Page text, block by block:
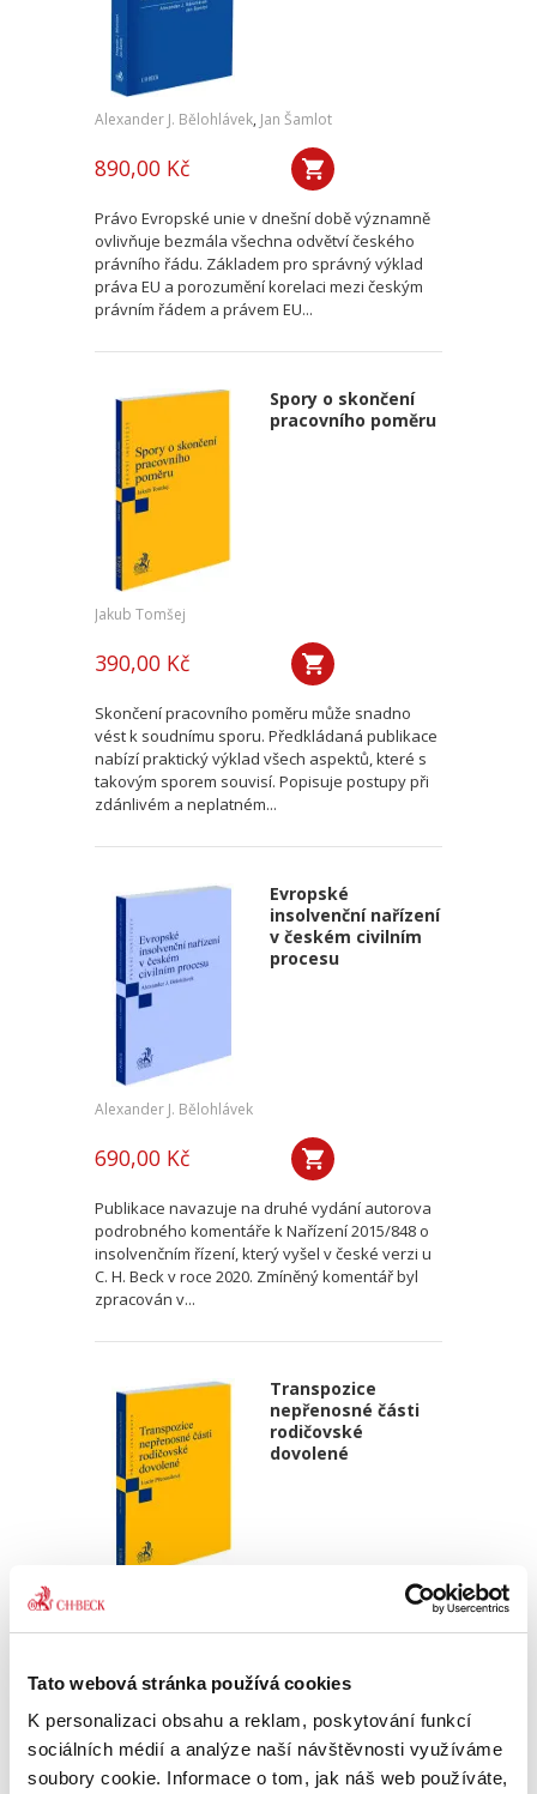
Tato webová stránka používá cookies
K personalizaci obsahu a reklam, poskytování funkcí
sociálních médií a analýze naší návštěvnosti využíváme
soubory cookie. Informace o tom, jak náš web používáte,
Alexander J. Bělohlávek, Jan Šamlot
890,00 Kč
Právo Evropské unie v dnešní době významně
ovlivňuje bezmála všechna odvětví českého
právního řádu. Základem pro správný výklad
práva EU a porozumění korelaci mezi českým
právním řádem a právem EU...
Spory o skončení
pracovního poměru
Jakub Tomšej
390,00 Kč
Skončení pracovního poměru může snadno
vést k soudnímu sporu. Předkládaná publikace
nabízí praktický výklad všech aspektů, které s
takovým sporem souvisí. Popisuje postupy při
zdánlivém a neplatném...
Evropské
insolvenční nařízení
v českém civilním
procesu
Alexander J. Bělohlávek
690,00 Kč
Publikace navazuje na druhé vydání autorova
podrobného komentáře k Nařízení 2015/848 o
insolvenčním řízení, který vyšel v české verzi u
C. H. Beck v roce 2020. Zmíněný komentář byl
zpracován v...
Transpozice
nepřenosné části
rodičovské
dovolené
Lucie Přenosilová
úpravy s požadavky čl. 5 odst. 2 a čl. 8 odst. 3
směrnice Evropského parlamentu a Rady (EU)
2019/1158 ze dne 20. června 2019 o rovnováze